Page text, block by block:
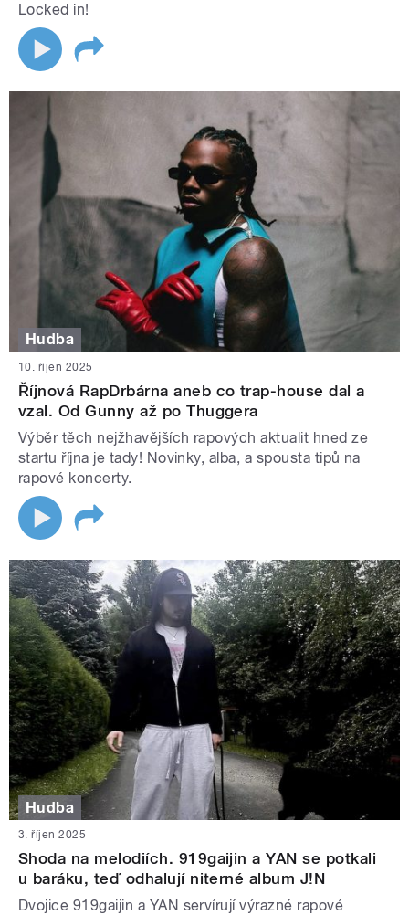
Locked in!
Hudba
10. říjen 2025
Říjnová RapDrbárna aneb co trap-house dal a
vzal. Od Gunny až po Thuggera
Výběr těch nejžhavějších rapových aktualit hned ze
startu října je tady! Novinky, alba, a spousta tipů na
rapové koncerty.
Hudba
3. říjen 2025
Shoda na melodiích. 919gaijin a YAN se potkali
u baráku, teď odhalují niterné album J!N
Dvojice 919gaijin a YAN servírují výrazné rapové